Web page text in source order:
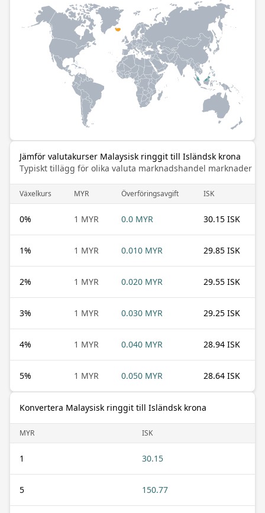
Jämför valutakurser Malaysisk ringgit till Isländsk krona
Typiskt tillägg för olika valuta marknadshandel marknader
Växelkurs MYR Överföringsavgift ISK
0% 1 MYR 0.0 MYR 30.15 ISK
1% 1 MYR 0.010 MYR 29.85 ISK
2% 1 MYR 0.020 MYR 29.55 ISK
3% 1 MYR 0.030 MYR 29.25 ISK
4% 1 MYR 0.040 MYR 28.94 ISK
5% 1 MYR 0.050 MYR 28.64 ISK
Konvertera Malaysisk ringgit till Isländsk krona
MYR ISK
1 30.15
5 150.77